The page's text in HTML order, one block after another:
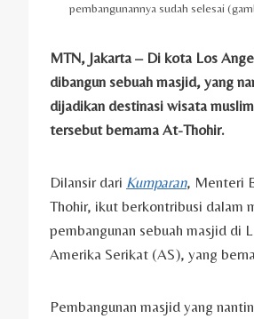
pembangunannya sudah selesai
MTN, Jakarta – Di kota Los
dibangun sebuah masjid, yang
dijadikan destinasi wisata
tersebut bernama At-Thohir.
Dilansir dari Kumparan, Menteri
Thohir, ikut berkontribusi dalam
pembangunan sebuah masjid di
Amerika Serikat (AS), yang
Pembangunan masjid yang